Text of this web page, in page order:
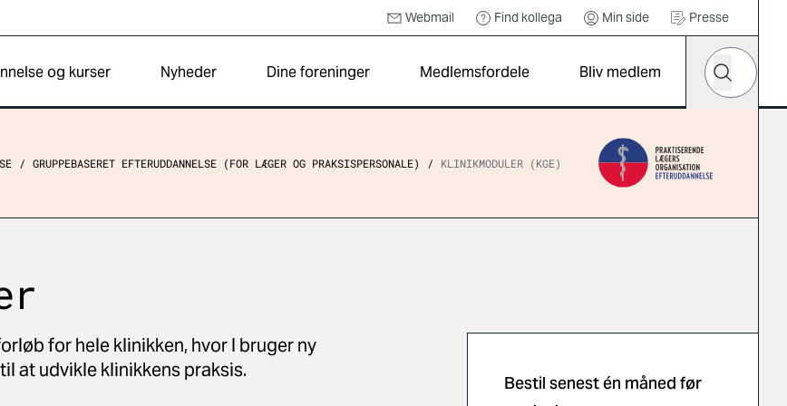
Webmail Find kollega Min side Presse
og kurser Nyheder Dine foreninger Medlemsfordele Bliv medlem
Hvad leder
Søg
GRUPPEBASERET EFTERUDDANNELSE (FOR LÆGER OG PRAKSISPERSONALE) KLINIKMODULER (KGE)
for hele klinikken, hvor I bruger ny
at udvikle klinikkens praksis.
Bestil senest én måned før